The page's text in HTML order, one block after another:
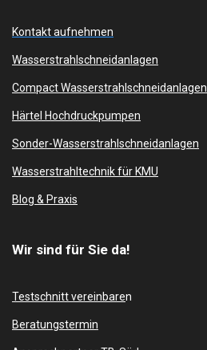
Kontakt aufnehmen
Wasserstrahlschneidanlagen
Compact Wasserstrahlschneidanlagen
Härtel Hochdruckpumpen
Sonder-Wasserstrahlschneidanlagen
Wasserstrahltechnik für KMU
Blog & Praxis
Wir sind für Sie da!
Testschnitt vereinbaren
Beratungstermin